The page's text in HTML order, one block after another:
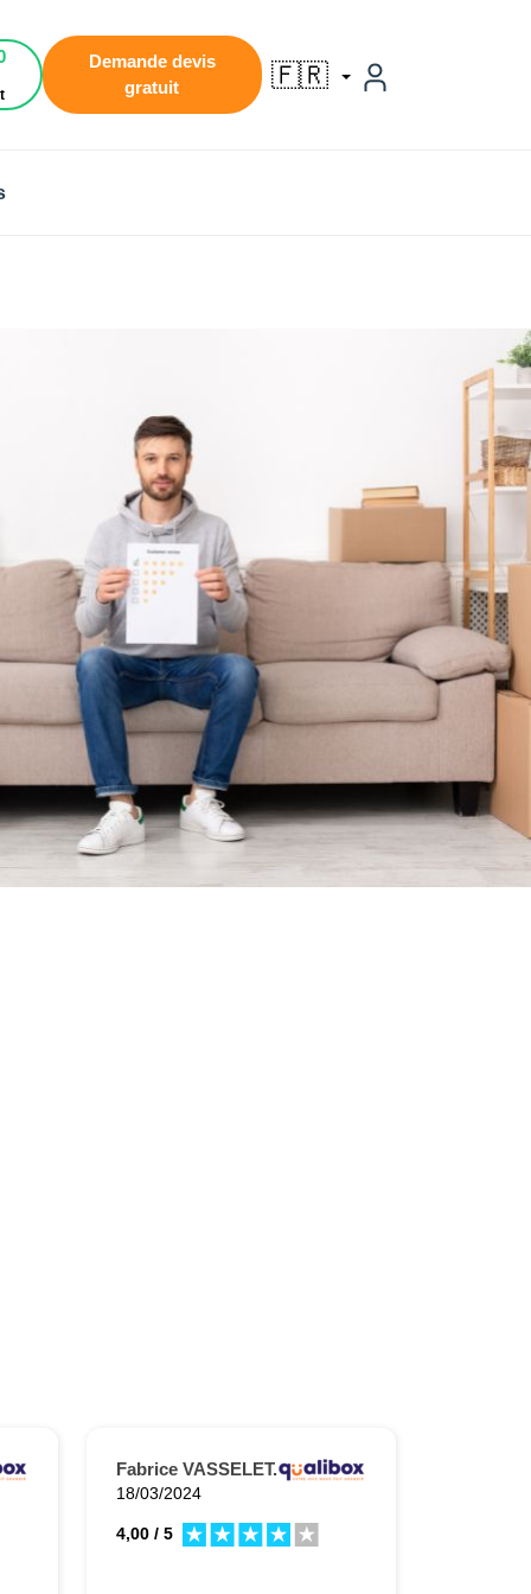
Demande devis
gratuit
🇫🇷
Fabrice VASSELET.
18/03/2024
4,00 / 5